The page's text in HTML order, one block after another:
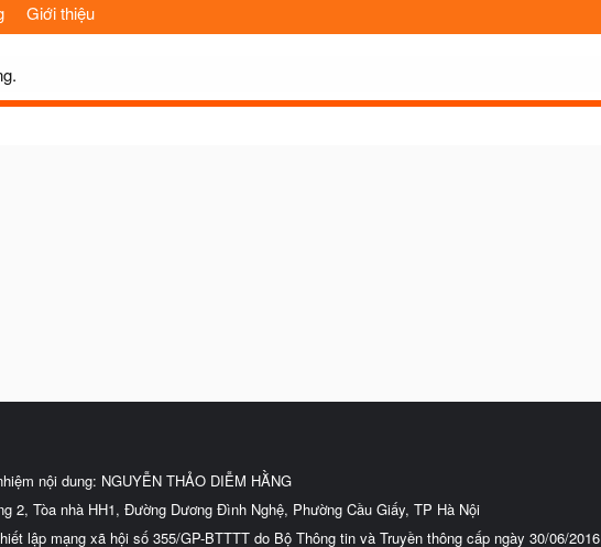
Giới thiệu
nội dung: NGUYỄN THẢO DIỄM HẰNG
2, Tòa nhà HH1, Đường Dương Đình Nghệ, Phường Cầu Giấy, TP Hà Nội
lập mạng xã hội số 355/GP-BTTTT do Bộ Thông tin và Truyền thông cấp ngày 30/06/2016